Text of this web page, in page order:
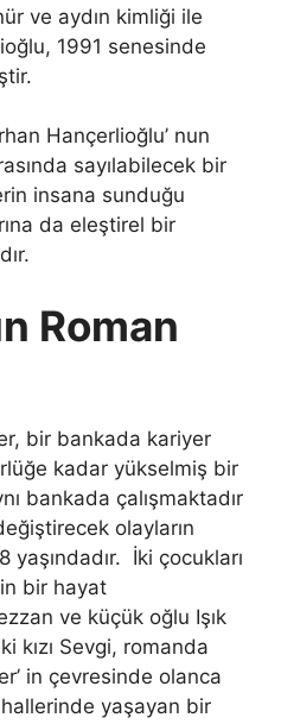
ve aydın kimliği ile
1991 senesinde
Hançerlioğlu’ nun
sayılabilecek bir
insana sunduğu
da eleştirel bir
Roman
bir bankada kariyer
kadar yükselmiş bir
bankada çalışmaktadır
olayların
yaşındadır. İki çocukları
bir hayat
ve küçük oğlu Işık
kızı Sevgi, romanda
in çevresinde olanca
yaşayan bir